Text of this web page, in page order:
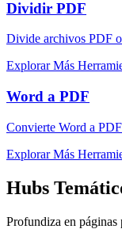
Dividir PDF
Divide archivos PDF
Explorar Más
Word a PDF
Convierte Word a
Explorar Más
Hubs
Profundiza en